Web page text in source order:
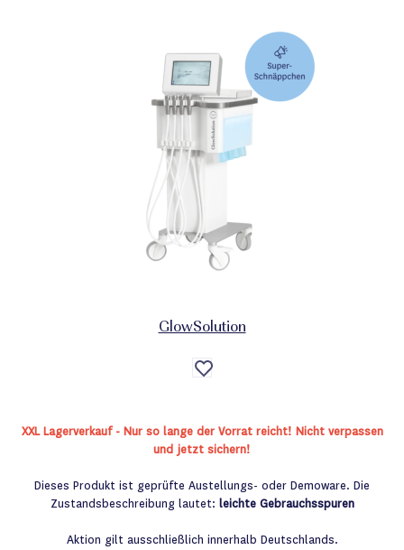
GlowSolution
Auf
die
XXL Lagerverkauf - Nur so lange der Vorrat reicht! Nicht verpassen
und jetzt sichern!
Dieses Produkt ist geprüfte Austellungs- oder Demoware. Die
Zustandsbeschreibung lautet: leichte Gebrauchsspuren
Aktion gilt ausschließlich innerhalb Deutschlands.